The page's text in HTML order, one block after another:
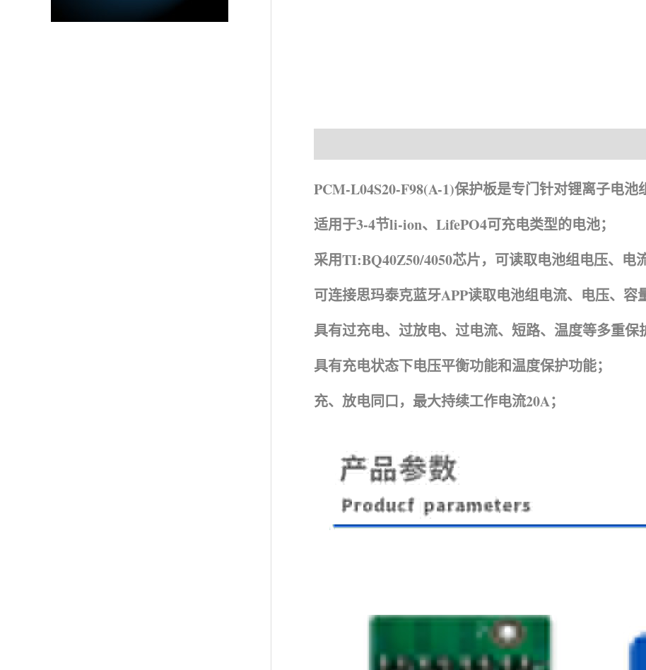
PCM-L04S20-F98(A-1)保护板是专门针对锂离子电
适用于3-4节li-ion、LifePO4可充电类型的电池；
采用TI:BQ40Z50/4050芯片，可读取电池组电压、电
可连接思玛泰克蓝牙APP读取电池组电流、电压、容
具有过充电、过放电、过电流、短路、温度等多重保
具有充电状态下电压平衡功能和温度保护功能；
充、放电同口，最大持续工作电流20A；